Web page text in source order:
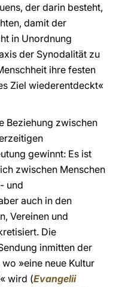
der darin besteht,
damit der
in Unordnung
der Synodalität zu
ihre festen
Ziel wiederentdeckt«
Beziehung zwischen
gewinnt: Es ist
zwischen Menschen
und
auch in den
Vereinen und
Die
inmitten der
»eine neue Kultur
wird (Evangelii